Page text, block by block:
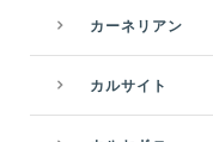
カーネリアン
カルサイト